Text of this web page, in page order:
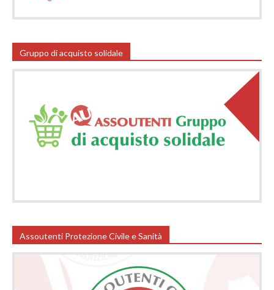
Gruppo di acquisto solidale
Assoutenti Protezione Civile e Sanità